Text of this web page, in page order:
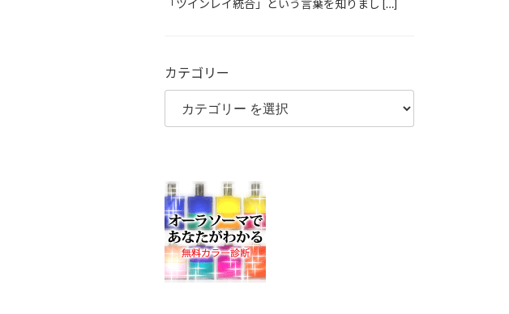
「ツインレイ統合」という言葉を知りまし […]
カテゴリー